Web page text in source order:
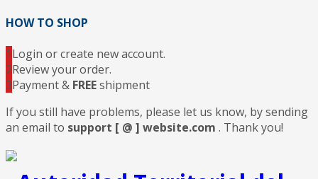
HOW TO SHOP
1Login or create new account.
2Review your order.
3Payment & FREEshipment
If you still have problems, please let us know, by sending
an email to support [ @ ] website.com . Thank you!